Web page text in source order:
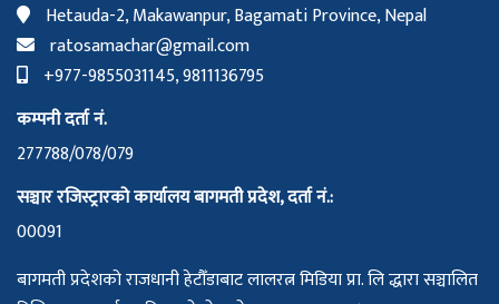
Hetauda-2, Makawanpur, Bagamati Province, Nepal
ratosamachar@gmail.com
+977-9855031145, 9811136795
कम्पनी दर्ता नं.
277788/078/079
सञ्चार रजिस्ट्रारको कार्यालय बागमती प्रदेश, दर्ता नं.:
00091
बागमती प्रदेशको राजधानी हेटौँडाबाट लालरत्न मिडिया प्रा. लि द्धारा सञ्चालित